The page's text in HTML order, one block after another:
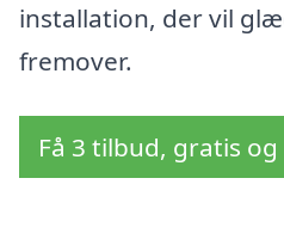
installation, der vil
fremover.
Få 3 tilbud, gratis